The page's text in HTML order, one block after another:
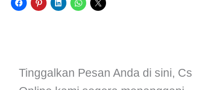
Tinggalkan Pesan Anda di sini, Cs